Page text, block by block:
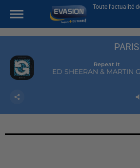
Toute l'actualité
Repeat It
ED SHEERAN & MARTIN
PARIS